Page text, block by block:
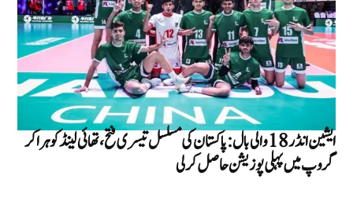
ایشین انڈر 18 والی بال: پاکستان کی مسلسل تیسری فتح، تھائی لینڈ کو ہرا کر
گروپ میں پہلی پوزیشن حاصل کر لی